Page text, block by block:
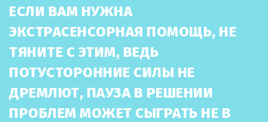
ЕСЛИ ВАМ НУЖНА
ЭКСТРАСЕНСОРНАЯ ПОМОЩЬ, НЕ
ТЯНИТЕ С ЭТИМ, ВЕДЬ
ПОТУСТОРОННИЕ СИЛЫ НЕ
ДРЕМЛЮТ, ПАУЗА В РЕШЕНИИ
ПРОБЛЕМ МОЖЕТ СЫГРАТЬ НЕ В